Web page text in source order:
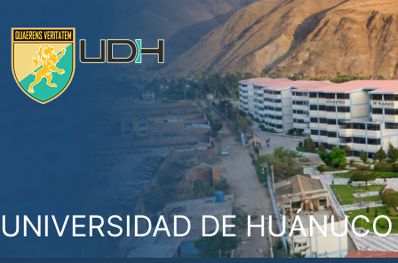
UNIVERSIDAD DE HUÁNUCO
Solicitar una copia del documento